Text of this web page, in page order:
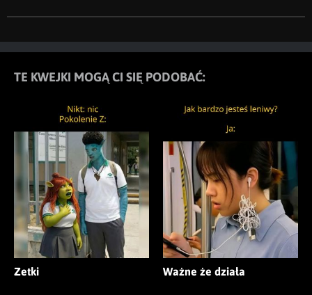
TE KWEJKI MOGĄ CI SIĘ PODOBAĆ:
Zetki Ważne że działa